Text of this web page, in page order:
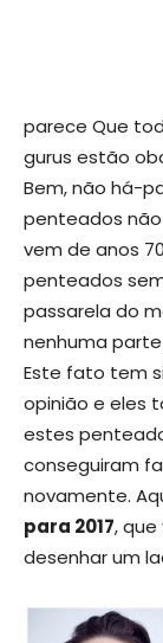
parece Que
gurus estão
Bem, não há-
penteados
vem de anos
penteados
passarela do
nenhuma
Este fato tem
opinião e eles
estes
conseguiram
novamente.
para 2017,
desenhar um